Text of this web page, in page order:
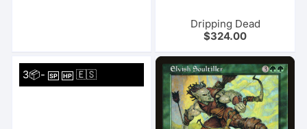
Dripping Dead
$324.00
3📦-SP HP 🇪🇸